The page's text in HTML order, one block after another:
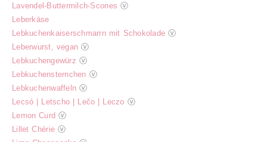
Lavendel-Buttermilch-Scones ⓥ
Leberkäse
Lebkuchenkaiserschmarrn mit Schokolade ⓥ
Leberwurst, vegan ⓥ
Lebkuchengewürz ⓥ
Lebkuchensternchen ⓥ
Lebkuchenwaffeln ⓥ
Lecsó | Letscho | Lečo | Leczo ⓥ
Lemon Curd ⓥ
Lillet Chérie ⓥ